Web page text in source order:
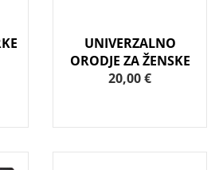
UNIVERZALNO
ORODJE ZA ŽENSKE
20,00 €